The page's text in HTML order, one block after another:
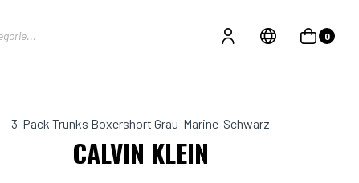
0
3-Pack Trunks Boxershort Grau-Marine-Schwarz
CALVIN KLEIN